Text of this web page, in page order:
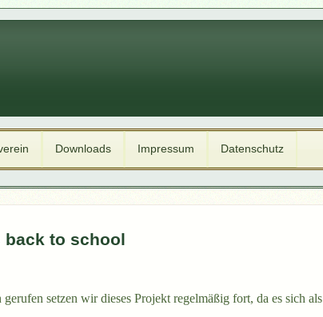
Downloads Impressum Datenschutz
back to school
setzen wir dieses Projekt regelmäßig fort, da es sich